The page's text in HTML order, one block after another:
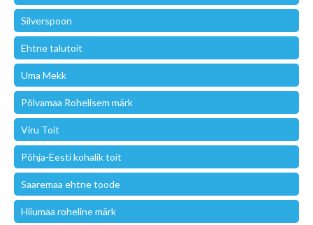
Silverspoon
Ehtne talutoit
Uma Mekk
Põlvamaa Rohelisem märk
Viru Toit
Põhja-Eesti kohalik toit
Saaremaa ehtne toode
Hiiumaa roheline märk